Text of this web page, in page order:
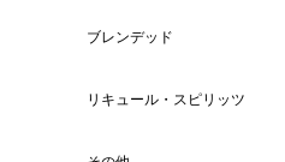
ブレンデッド
リキュール・スピリッツ